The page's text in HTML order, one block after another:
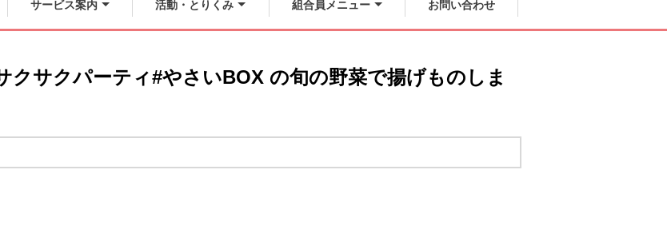
サービス案内 活動・とりくみ 組合員メニュー お問い合わせ
クサクパーティ#やさいBOX の旬の野菜で揚げものしま